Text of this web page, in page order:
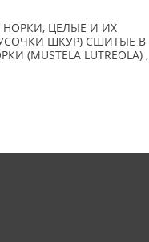
ЦЕЛЫЕ И ИХ
ШКУР) СШИТЫЕ В
LUTREOLA) ,